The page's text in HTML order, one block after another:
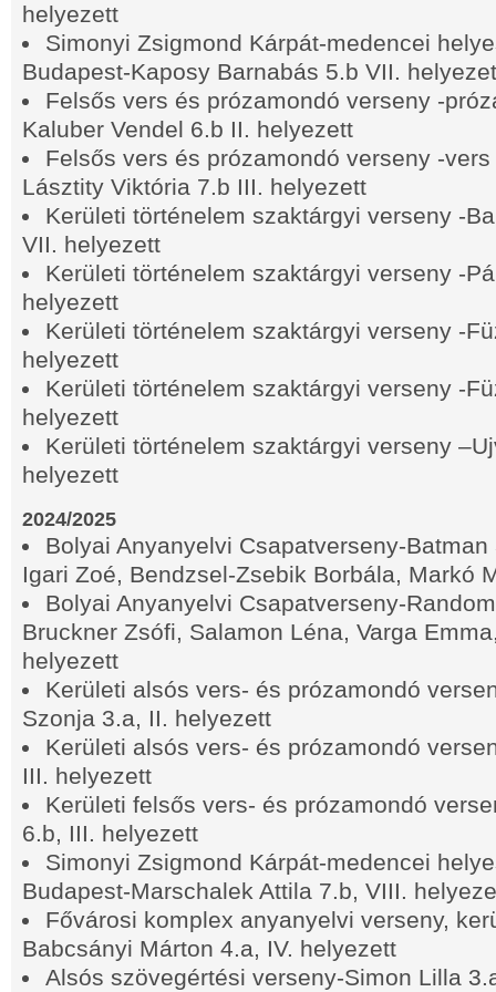
helyezett
Simonyi Zsigmond Kárpát-medencei
Budapest-Kaposy Barnabás 5.b VII.
Felsős vers és prózamondó verseny -
Kaluber Vendel 6.b II. helyezett
Felsős vers és prózamondó verseny -
Lásztity Viktória 7.b III. helyezett
Kerületi történelem szaktárgyi verseny -
VII. helyezett
Kerületi történelem szaktárgyi verseny -
helyezett
Kerületi történelem szaktárgyi verseny -
helyezett
Kerületi történelem szaktárgyi verseny -
helyezett
Kerületi történelem szaktárgyi verseny
helyezett
2024/2025
Bolyai Anyanyelvi Csapatverseny-
Igari Zoé, Bendzsel-Zsebik Borbála, Markó
Bolyai Anyanyelvi Csapatverseny-
Bruckner Zsófi, Salamon Léna, Varga
helyezett
Kerületi alsós vers- és prózamondó
Szonja 3.a, II. helyezett
Kerületi alsós vers- és prózamondó
III. helyezett
Kerületi felsős vers- és prózamondó
6.b, III. helyezett
Simonyi Zsigmond Kárpát-medencei
Budapest-Marschalek Attila 7.b, VIII.
Fővárosi komplex anyanyelvi verseny,
Babcsányi Márton 4.a, IV. helyezett
Alsós szövegértési verseny-Simon Lilla